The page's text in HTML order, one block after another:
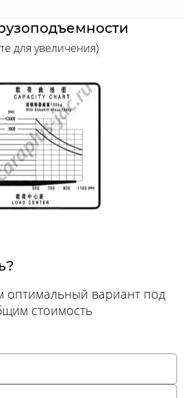
для увеличения)
вариант под
стоимость